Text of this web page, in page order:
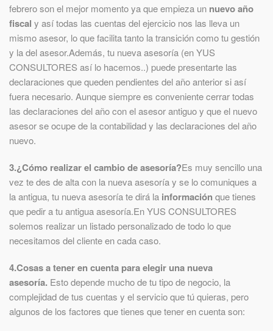
febrero son el mejor momento ya que empieza un nuevo año
fiscal y así todas las cuentas del ejercicio nos las lleva un
mismo asesor, lo que facilita tanto la transición como tu gestión
y la del asesor.Además, tu nueva asesoría (en YUS
CONSULTORES así lo hacemos..) puede presentarte las
declaraciones que queden pendientes del año anterior si así
fuera necesario. Aunque siempre es conveniente cerrar todas
las declaraciones del año con el asesor antiguo y que el nuevo
asesor se ocupe de la contabilidad y las declaraciones del año
nuevo.
3.¿Cómo realizar el cambio de asesoría?Es muy sencillo una
vez te des de alta con la nueva asesoría y se lo comuniques a
la antigua, tu nueva asesoría te dirá la información que tienes
que pedir a tu antigua asesoría.En YUS CONSULTORES
solemos realizar un listado personalizado de todo lo que
necesitamos del cliente en cada caso.
4.Cosas a tener en cuenta para elegir una nueva
asesoría. Esto depende mucho de tu tipo de negocio, la
complejidad de tus cuentas y el servicio que tú quieras, pero
algunos de los factores que tienes que tener en cuenta son: